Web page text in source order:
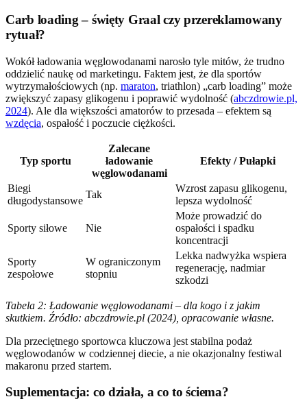
Carb loading – święty Graal czy przereklamowany
rytuał?
Wokół ładowania węglowodanami narosło tyle mitów, że trudno
oddzielić naukę od marketingu. Faktem jest, że dla sportów
wytrzymałościowych (np. maraton, triathlon) „carb loading” może
zwiększyć zapasy glikogenu i poprawić wydolność (abczdrowie.pl,
2024). Ale dla większości amatorów to przesada – efektem są
wzdęcia, ospałość i poczucie ciężkości.
Typ sportu
Zalecane
ładowanie
węglowodanami
Efekty / Pułapki
Biegi
długodystansowe
Tak
Wzrost zapasu glikogenu,
lepsza wydolność
Sporty siłowe Nie
Może prowadzić do
ospałości i spadku
koncentracji
Sporty
zespołowe
W ograniczonym
stopniu
Lekka nadwyżka wspiera
regenerację, nadmiar
szkodzi
Tabela 2: Ładowanie węglowodanami – dla kogo i z jakim
skutkiem. Źródło: abczdrowie.pl (2024), opracowanie własne.
Dla przeciętnego sportowca kluczowa jest stabilna podaż
węglowodanów w codziennej diecie, a nie okazjonalny festiwal
makaronu przed startem.
Suplementacja: co działa, a co to ściema?